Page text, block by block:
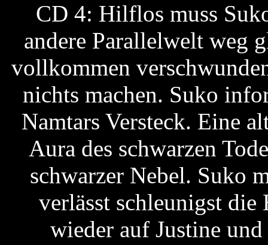
CD 4: Hilflos muss
andere Parallelwelt weg
vollkommen
nichts machen. Suko
Namtars Versteck. Eine
Aura des schwarzen
schwarzer Nebel. Suko
verlässt schleunigst
wieder auf Justine